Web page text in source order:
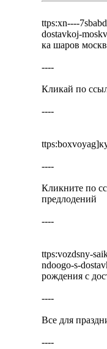
ttps:xn----
dostavkoj-
ка шаров
----
Кликай по
----
----
Кликните по
предлодений
----
ttps:vozdsny-
ndoogo-s-
рождения с
----
Все для
----